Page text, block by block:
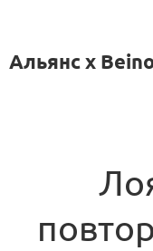
Альянс x